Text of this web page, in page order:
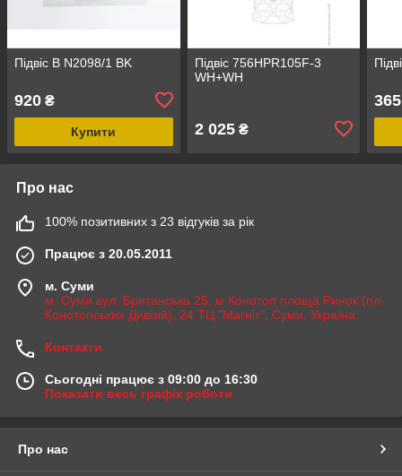
Підвіс B N2098/1 BK
920 ₴
Купити
Підвіс 756HPR105F-3
WH+WH
2 025₴
365
Про нас
100% позитивних з 23 відгуків за рік
Працює з 20.05.2011
м. Суми
м. Суми вул. Британська 25, м Конотоп площа Ринок (пл.
Конотопських Дивізій), 24 ТЦ "Магніт", Суми, Україна
Контакти
Сьогодні працює з 09:00 до 16:30
Показати весь графік роботи
Про нас